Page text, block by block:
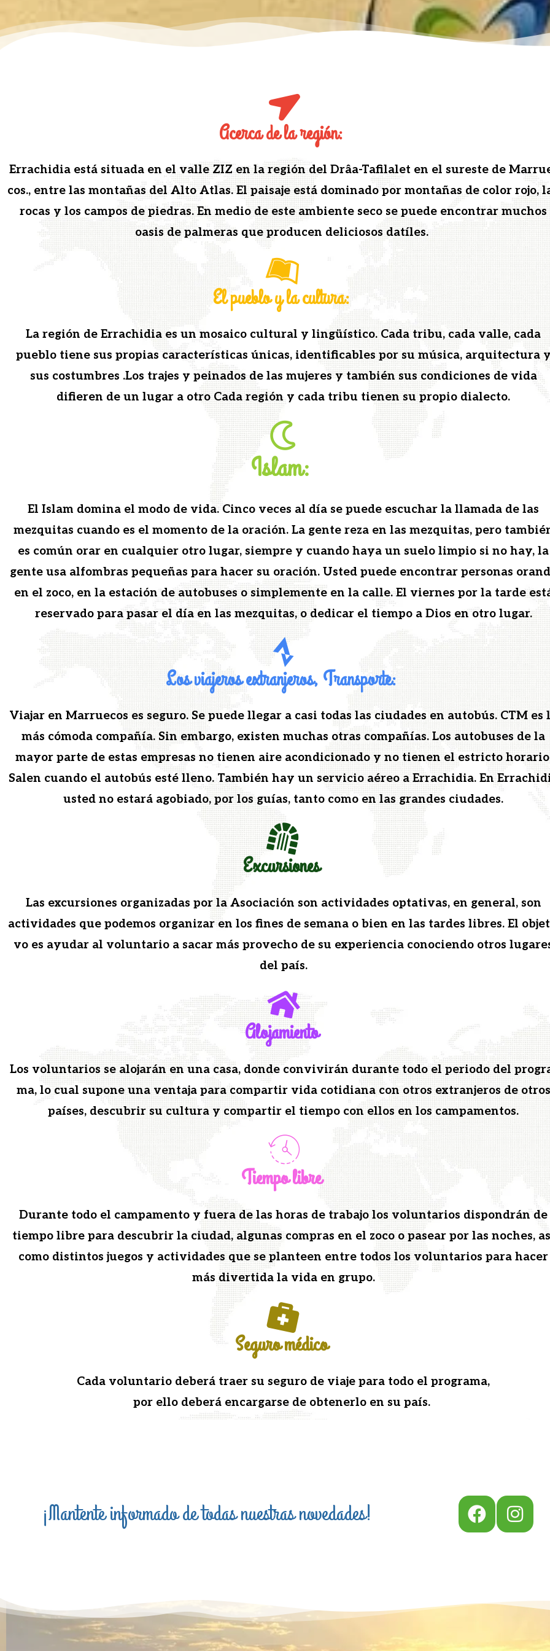
Acerca de la región:
Errachidia está situ­a­da en el valle ZIZ en la región del Drâa-Tafi­lalet en el sureste de
cos., entre las mon­tañas del Alto Atlas. El paisaje está dom­i­na­do por mon­tañas de col­or rojo,
rocas y los cam­pos de piedras. En medio de este ambi­ente seco se puede encon­trar muchos
oasis de palmeras que pro­ducen deli­ciosos datíles.
El pueblo y la cultura:
La región de Errachidia es un mosaico cul­tur­al y lingüís­ti­co. Cada tribu, cada valle, cada
pueblo tiene sus propias car­ac­terís­ti­cas úni­cas, iden­ti­fi­ca­bles por su músi­ca, arqui­tec­tura
sus cos­tum­bres .Los tra­jes y peina­dos de las mujeres y tam­bién sus condi­ciones de vida
difieren de un lugar a otro Cada región y cada tribu tienen su pro­pio dialecto.
Islam:
El Islam dom­i­na el modo de vida. Cin­co veces al día se puede escuchar la lla­ma­da de las
mezquitas cuan­do es el momen­to de la oración. La gente reza en las mezquitas, pero
es común orar en cualquier otro lugar, siem­pre y cuan­do haya un sue­lo limpio si no hay, la
gente usa alfom­bras pequeñas para hac­er su oración. Ust­ed puede encon­trar per­sonas
en el zoco, en la estación de auto­bus­es o sim­ple­mente en la calle. El viernes por la tarde
reser­va­do para pasar el día en las mezquitas, o dedicar el tiem­po a Dios en otro lugar.
Los viajeros extranjeros, Transporte:
Via­jar en Mar­rue­cos es seguro. Se puede lle­gar a casi todas las ciu­dades en auto­bús. CTM es
más cómo­da com­pañía. Sin embar­go, exis­ten muchas otras com­pañías. Los auto­bus­es de la
may­or parte de estas empre­sas no tienen aire acondi­ciona­do y no tienen el estric­to
Salen cuan­do el auto­bús esté lleno. Tam­bién hay un ser­vi­cio aéreo a Errachidia. En
ust­ed no estará ago­b­i­a­do, por los guías, tan­to como en las grandes ciudades.
Excursiones
Las excur­siones orga­ni­zadas por la Aso­ciación son activi­dades opta­ti­vas, en gen­er­al, son
activi­dades que podemos orga­ni­zar en los fines de sem­ana o bien en las tardes libres. El
vo es ayu­dar al vol­un­tario a sacar más prove­cho de su expe­ri­en­cia cono­cien­do otros
del país.
Alojamiento
Los vol­un­tar­ios se alo­jarán en una casa, donde con­vivirán durante todo el peri­o­do del
ma, lo cual supone una ven­ta­ja para com­par­tir vida cotid­i­ana con otros extran­jeros de otros
país­es, des­cubrir su cul­tura y com­par­tir el tiem­po con ellos en los campamentos.
Tiempo libre
Durante todo el cam­pa­men­to y fuera de las horas de tra­ba­jo los vol­un­tar­ios dispon­drán de
tiem­po libre para des­cubrir la ciu­dad, algu­nas com­pras en el zoco o pasear por las noches,
como dis­tin­tos jue­gos y activi­dades que se planteen entre todos los vol­un­tar­ios para hac­er
más diver­ti­da la vida en grupo.
Seguro médico
Cada vol­un­tario deberá traer su seguro de via­je para todo el pro­gra­ma,
por ello deberá encar­garse de obten­er­lo en su país.
¡Mantente informado de todas nuestras novedades!